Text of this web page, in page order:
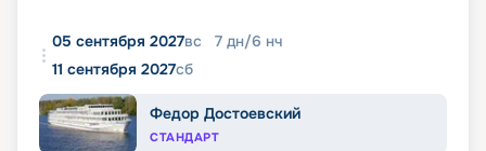
05 сентября 2027вс 7 дн/6 нч
11 сентября 2027сб
Федор Достоевский
СТАНДАРТ